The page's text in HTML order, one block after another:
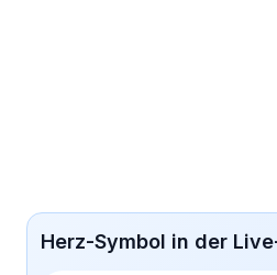
Herz-Symbol in der